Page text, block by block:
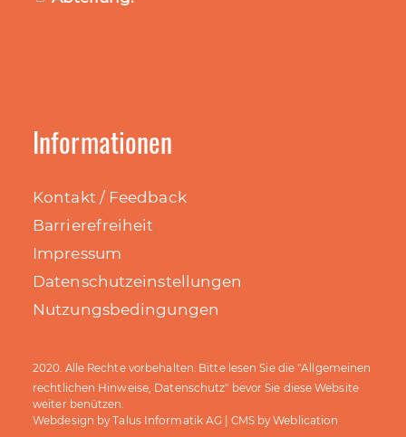
Informationen
Kontakt / Feedback
Barrierefreiheit
Impressum
Datenschutzeinstellungen
Nutzungsbedingungen
2020. Alle Rechte vorbehalten. Bitte lesen Sie die "Allgemeinen
rechtlichen Hinweise, Datenschutz" bevor Sie diese Website
weiter benützen.
Webdesign byTalus Informatik AG | CMS byWeblication